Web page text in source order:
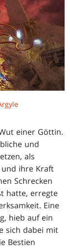
einer Göttin.
und
als
und ihre Kraft
Schrecken
hatte, erregte
Eine
hieb auf ein
sich dabei mit
Bestien